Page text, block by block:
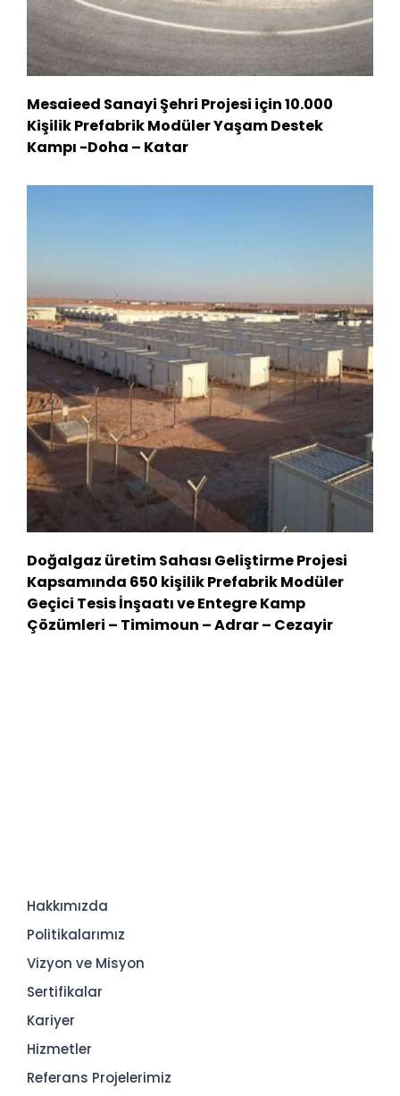
Mesaieed Sanayi Şehri Projesi için 10.000
Kişilik Prefabrik Modüler Yaşam Destek
Kampı -Doha – Katar
Doğalgaz üretim Sahası Geliştirme Projesi
Kapsamında 650 kişilik Prefabrik Modüler
Geçici Tesis İnşaatı ve Entegre Kamp
Çözümleri – Timimoun – Adrar – Cezayir
Hakkımızda
Politikalarımız
Vizyon ve Misyon
Sertifikalar
Kariyer
Hizmetler
Referans Projelerimiz